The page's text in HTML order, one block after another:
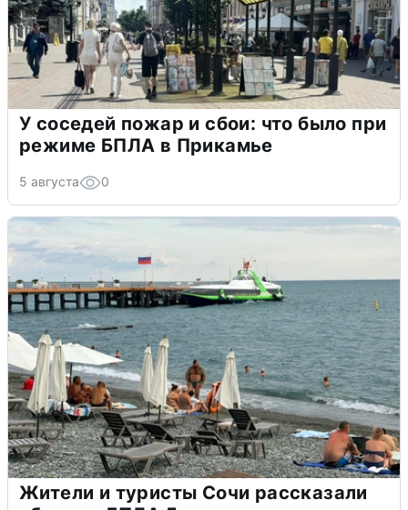
У соседей пожар и сбои: что было при
режиме БПЛА в Прикамье
5 августа 0
Жители и туристы Сочи рассказали